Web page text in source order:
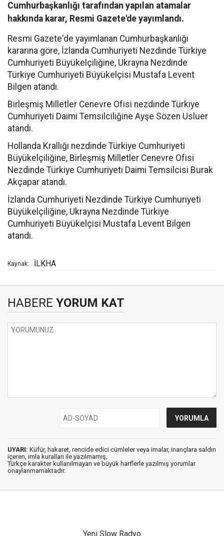
Cumhurbaşkanlığı tarafından yapılan atamalar
hakkında karar, Resmi Gazete'de yayımlandı.
Resmi Gazete'de yayımlanan Cumhurbaşkanlığı
kararına göre, İzlanda Cumhuriyeti Nezdinde Türkiye
Cumhuriyeti Büyükelçiliğine, Ukrayna Nezdinde
Türkiye Cumhuriyeti Büyükelçisi Mustafa Levent
Bilgen atandı.
Birleşmiş Milletler Cenevre Ofisi nezdinde Türkiye
Cumhuriyeti Daimi Temsilciliğine Ayşe Sözen Usluer
atandı.
Hollanda Krallığı nezdinde Türkiye Cumhuriyeti
Büyükelçiliğine, Birleşmiş Milletler Cenevre Ofisi
Nezdinde Türkiye Cumhuriyeti Daimi Temsilcisi Burak
Akçapar atandı.
İzlanda Cumhuriyeti Nezdinde Türkiye Cumhuriyeti
Büyükelçiliğine, Ukrayna Nezdinde Türkiye
Cumhuriyeti Büyükelçisi Mustafa Levent Bilgen
atandı.
Kaynak: İLKHA
HABERE YORUM KAT
UYARI: Küfür, hakaret, rencide edici cümleler veya imalar, inançlara saldırı
içeren, imla kuralları ile yazılmamış,
Türkçe karakter kullanılmayan ve büyük harflerle yazılmış yorumlar
onaylanmamaktadır.
Yeni Slow Radyo